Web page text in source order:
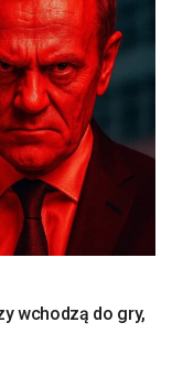
wchodzą do gry,